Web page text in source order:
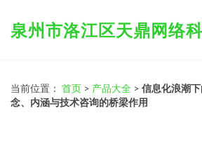
泉州市洛江区天鼎网络
当前位置： 首页 > 产品大全 > 信息化浪潮
念、内涵与技术咨询的桥梁作用